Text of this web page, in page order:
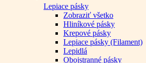
Lepiace pásky
Zobraziť všetko
Hliníkové pásky
Krepové pásky
Lepiace pásky (Filament)
Lepidlá
Obojstranné pásky